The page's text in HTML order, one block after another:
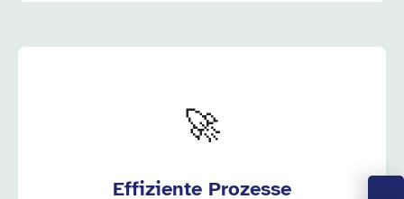
🚀
Effiziente Prozesse